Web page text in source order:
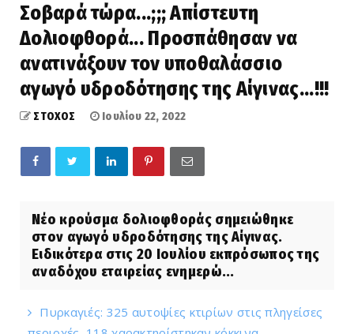
Σοβαρά τώρα...;;; Απίστευτη
Δολιοφθορά... Προσπάθησαν να
ανατινάξουν τον υποθαλάσσιο
αγωγό υδροδότησης της Αίγινας...!!!
ΣΤΟΧΟΣ Ιουλίου 22, 2022
Νέο κρούσμα δολιοφθοράς σημειώθηκε
στον αγωγό υδροδότησης της Αίγινας.
Ειδικότερα στις 20 Ιουλίου εκπρόσωπος της
αναδόχου εταιρείας ενημερώ...
Πυρκαγιές: 325 αυτοψίες κτιρίων στις πληγείσες